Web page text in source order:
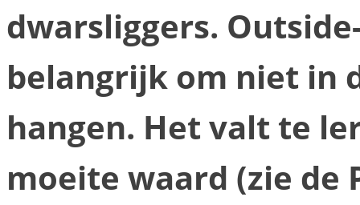
dwarsliggers.
belangrijk om niet in
hangen. Het valt te
moeite waard (zie de